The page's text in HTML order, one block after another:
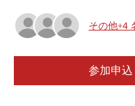
その他+4
参加申込